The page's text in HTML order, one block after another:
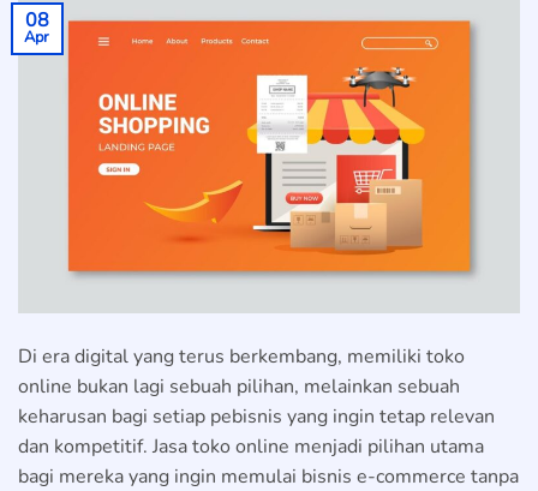
08
Apr
Di era digital yang terus berkembang, memiliki toko
online bukan lagi sebuah pilihan, melainkan sebuah
keharusan bagi setiap pebisnis yang ingin tetap relevan
dan kompetitif. Jasa toko online menjadi pilihan utama
bagi mereka yang ingin memulai bisnis e-commerce tanpa